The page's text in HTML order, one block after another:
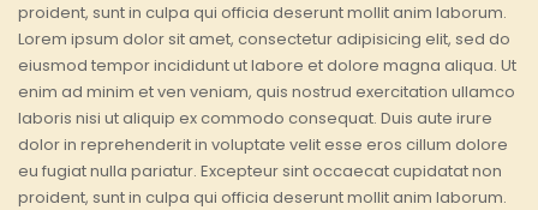
proident, sunt in culpa qui officia deserunt mollit anim laborum.
Lorem ipsum dolor sit amet, consectetur adipisicing elit, sed do
eiusmod tempor incididunt ut labore et dolore magna aliqua. Ut
enim ad minim et ven veniam, quis nostrud exercitation ullamco
laboris nisi ut aliquip ex commodo consequat. Duis aute irure
dolor in reprehenderit in voluptate velit esse eros cillum dolore
eu fugiat nulla pariatur. Excepteur sint occaecat cupidatat non
proident, sunt in culpa qui officia deserunt mollit anim laborum.